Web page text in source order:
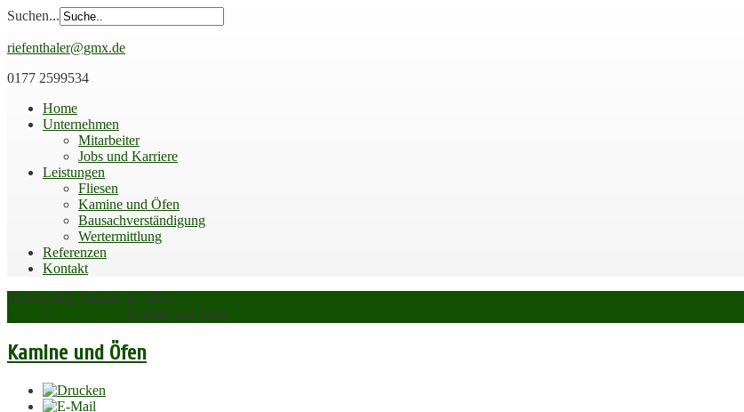
Suchen...
riefenthaler@gmx.de
0177 2599534
Home
Unternehmen
Mitarbeiter
Jobs und Karriere
Leistungen
Fliesen
Kamine und Öfen
Bausachverständigung
Wertermittlung
Referenzen
Kontakt
Donnerstag, August 06, 2026
/ / Kamine und Öfen
Kamine und Öfen